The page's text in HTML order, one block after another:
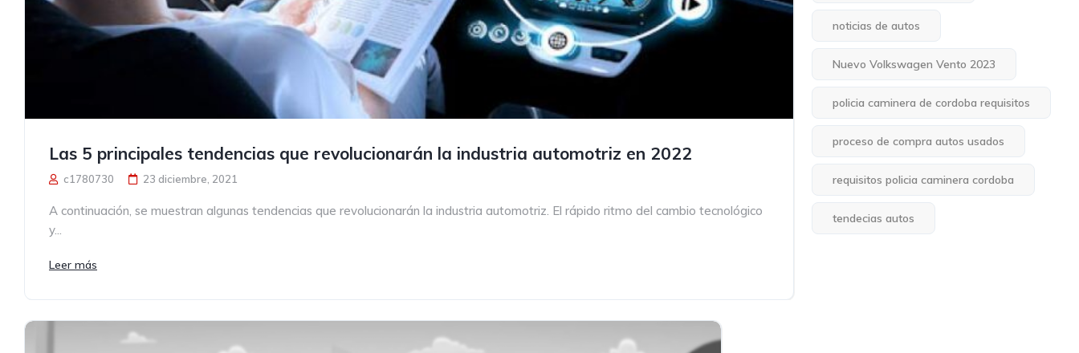
Las 5 principales tendencias que revolucionarán la industria automotriz en 2022
c1780730 23 diciembre, 2021
A continuación, se muestran algunas tendencias que revolucionarán la industria automotriz. El rápido ritmo del cambio tecnológico
y...
Leer más
noticias de autos
Nuevo Volkswagen Vento 2023
policia caminera de cordoba requisitos
proceso de compra autos usados
requisitos policia caminera cordoba
tendecias autos